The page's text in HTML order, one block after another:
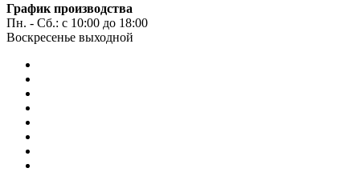
График производства
Пн. - Сб.: с 10:00 до 18:00
Воскресенье выходной